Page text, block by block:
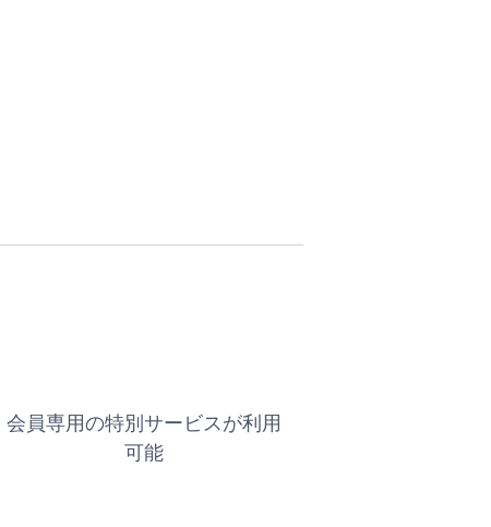
会員専用の特別サービスが利用
可能